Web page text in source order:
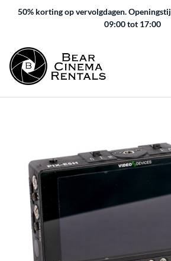
50% korting op vervolgdagen.
09:00 tot 17:00